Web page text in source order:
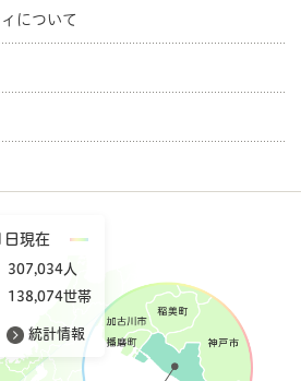
について
現在
307,034人
138,074世帯
統計情報